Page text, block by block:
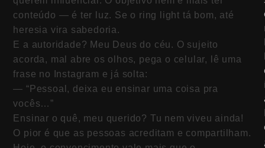
conteúdo — é ter luz. Se o ring light tá bom, até
heresia vira sabedoria.
E a autoridade? Meu Deus do céu. O sujeito
acorda, mal abre os olhos, pega o celular, lê uma
frase no Instagram e já solta:
— “Pessoal, deixa eu ensinar uma coisa pra
vocês…”
Ensinar o quê, meu querido? Tu nem viveu ainda!
O pior é que as pessoas acreditam e compartilham.